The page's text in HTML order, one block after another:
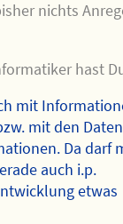
nichts
hast
mit
mit den
Da darf
auch i.p.
etwas